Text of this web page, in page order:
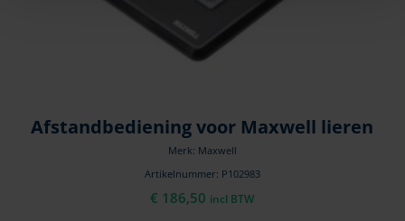
Afstandbediening voor Maxwell lieren
Merk: Maxwell
Artikelnummer: P102983
€ 186,50 incl BTW